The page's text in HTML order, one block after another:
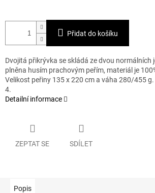
Přidat do košíku
Dvojitá přikrývka se skládá ze dvou normálních
plněna husím prachovým peřím, materiál je
Velikost peřiny 135 x 220 cm a váha 280/455 g.
4.
Detailní informace
ZEPTAT SE SDÍLET
Popis